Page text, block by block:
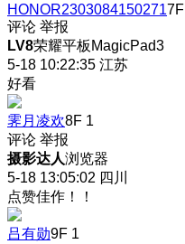
HONOR23030841502717F
评论 举报
LV8荣耀平板MagicPad3
5-18 10:22:35 江苏
好看
霁月凌欢8F 1
评论 举报
摄影达人浏览器
5-18 13:05:02 四川
点赞佳作！！
吕有勋9F 1